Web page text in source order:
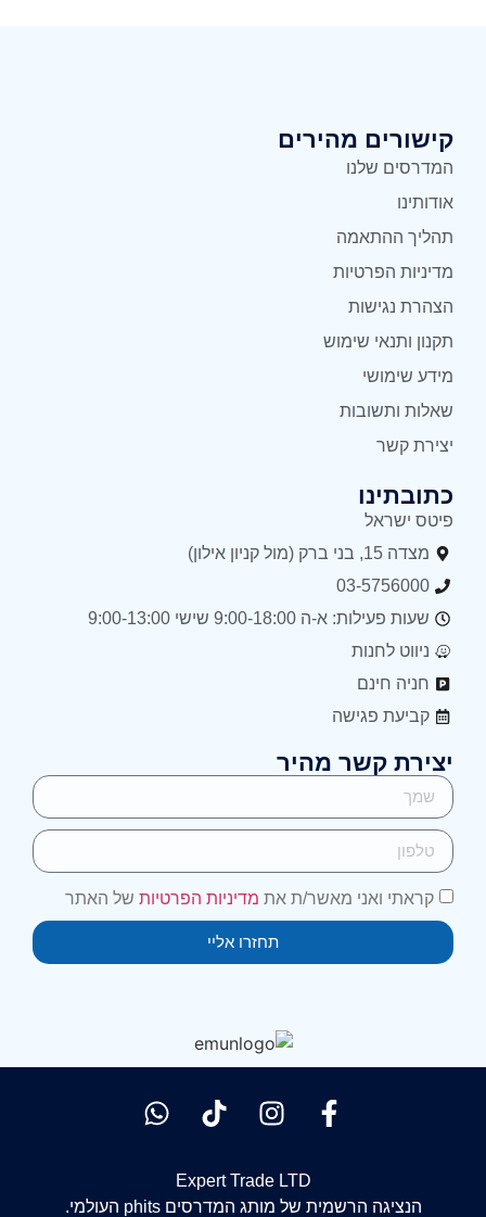
קישורים מהירים
המדרסים שלנו
אודותינו
תהליך ההתאמה
מדיניות הפרטיות
הצהרת נגישות
תקנון ותנאי שימוש
מידע שימושי
שאלות ותשובות
יצירת קשר
כתובתינו
פיטס ישראל
מצדה 15, בני ברק (מול קניון אילון)
03-5756000
שעות פעילות: א-ה 9:00-18:00 שישי 9:00-13:00
ניווט לחנות
חניה חינם
קביעת פגישה
יצירת קשר מהיר
קראתי ואני מאשר/ת את מדיניות הפרטיות של האתר
תחזרו אליי
Expert Trade LTD
הנציגה הרשמית של מותג המדרסים phits העולמי.